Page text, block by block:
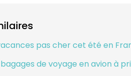
pas cher cet été en
de voyage en avion à